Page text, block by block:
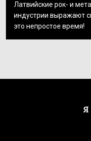
Латвийские рок- и
индустрии выражают
это непростое время!